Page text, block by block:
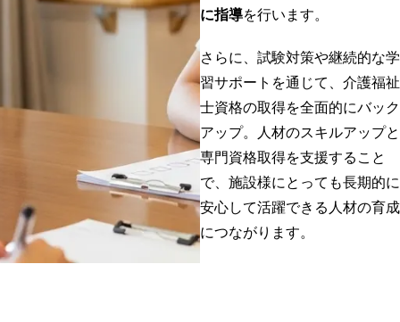
に指導を行います。
さらに、試験対策や継続的な学
習サポートを通じて、介護福祉
士資格の取得を全面的にバック
アップ。人材のスキルアップと
専門資格取得を支援すること
で、施設様にとっても長期的に
安心して活躍できる人材の育成
につながります。